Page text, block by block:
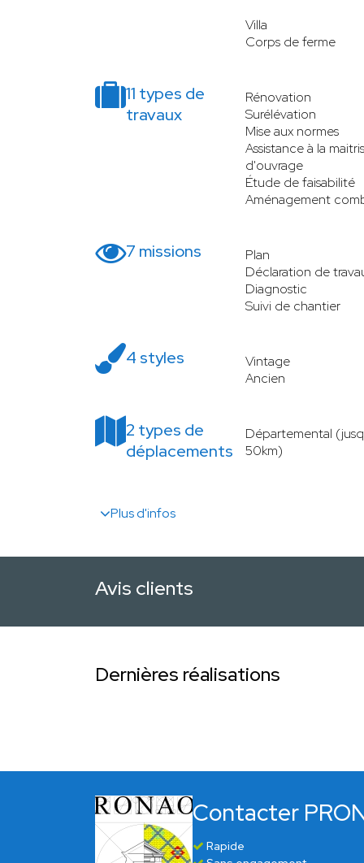
Villa
Corps de ferme
11 types de
travaux
Rénovation
Surélévation
Mise aux normes
Assistance à la
d'ouvrage
Étude de faisabilité
Aménagement
7 missions
Plan
Déclaration de
Diagnostic
Suivi de chantier
4 styles
Vintage
Ancien
2 types de
déplacements
Départemental
50km)
Plus d'infos
Avis clients
Dernières réalisations
Contacter
Rapide